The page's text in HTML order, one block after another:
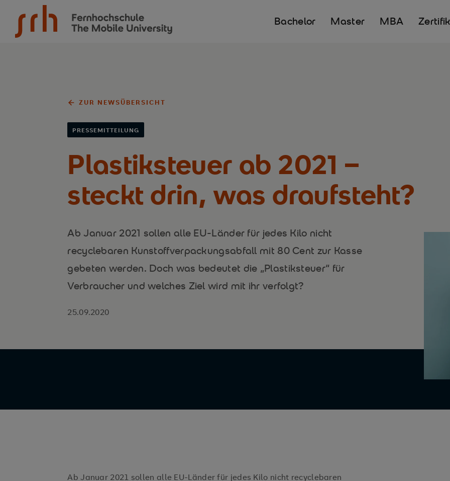
Bachelor Master MBA
ZUR NEWSÜBERSICHT
PRESSEMITTEILUNG
Plastiksteuer ab 2021 –
steckt drin, was draufsteht?
Ab Januar 2021 sollen alle EU-Länder für jedes Kilo nicht
recyclebaren Kunstoffverpackungsabfall mit 80 Cent zur Kasse
gebeten werden. Doch was bedeutet die „Plastiksteuer“ für
Verbraucher und welches Ziel wird mit ihr verfolgt?
25.09.2020
Ab Januar 2021 sollen alle EU-Länder für jedes Kilo nicht recyclebaren